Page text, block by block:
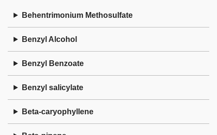
Behentrimonium Methosulfate
Benzyl Alcohol
Benzyl Benzoate
Benzyl salicylate
Beta-caryophyllene